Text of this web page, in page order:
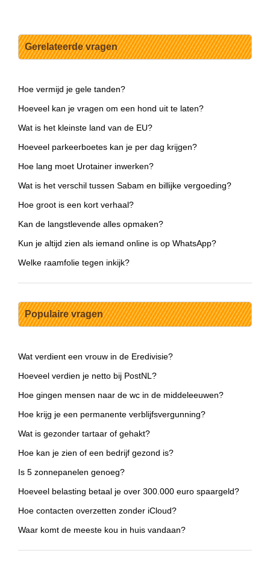
Gerelateerde vragen
Hoe vermijd je gele tanden?
Hoeveel kan je vragen om een hond uit te laten?
Wat is het kleinste land van de EU?
Hoeveel parkeerboetes kan je per dag krijgen?
Hoe lang moet Urotainer inwerken?
Wat is het verschil tussen Sabam en billijke vergoeding?
Hoe groot is een kort verhaal?
Kan de langstlevende alles opmaken?
Kun je altijd zien als iemand online is op WhatsApp?
Welke raamfolie tegen inkijk?
Populaire vragen
Wat verdient een vrouw in de Eredivisie?
Hoeveel verdien je netto bij PostNL?
Hoe gingen mensen naar de wc in de middeleeuwen?
Hoe krijg je een permanente verblijfsvergunning?
Wat is gezonder tartaar of gehakt?
Hoe kan je zien of een bedrijf gezond is?
Is 5 zonnepanelen genoeg?
Hoeveel belasting betaal je over 300.000 euro spaargeld?
Hoe contacten overzetten zonder iCloud?
Waar komt de meeste kou in huis vandaan?